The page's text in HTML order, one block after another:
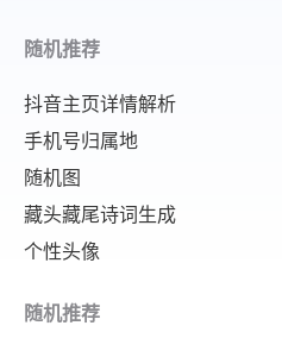
随机推荐
抖音主页详情解析
手机号归属地
随机图
藏头藏尾诗词生成
个性头像
随机推荐